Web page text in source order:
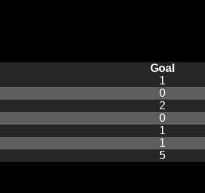
Goal
1
0
2
0
1
1
5